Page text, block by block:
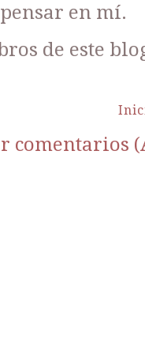
en mí.
de este
comentarios